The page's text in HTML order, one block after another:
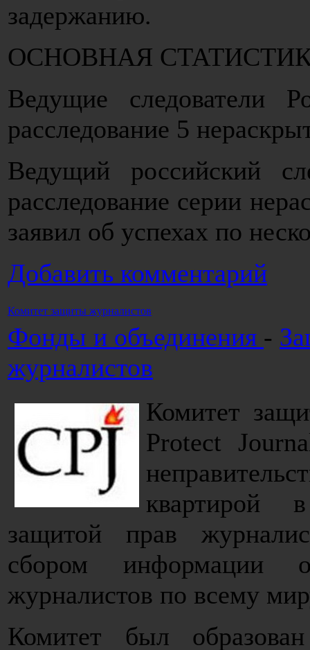
задержанию.
ОСНОВНАЯ
Ведущие следователи
расследование 5
Ведущий российский
расследование серии
заявил об успехах по
Добавить комментарий
Комитет защиты журналистов
Фонды и объединения -
журналистов
Комитет
Protect
квартирой
защитой прав
сбором информации
журналистов по всему
Комитет был